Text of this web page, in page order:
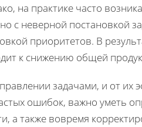
на практике часто
с неверной постановкой
приоритетов. В
к снижению общей
задачами, и от их
ошибок, важно уметь
а также вовремя